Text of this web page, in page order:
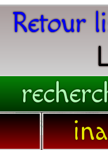
Retour